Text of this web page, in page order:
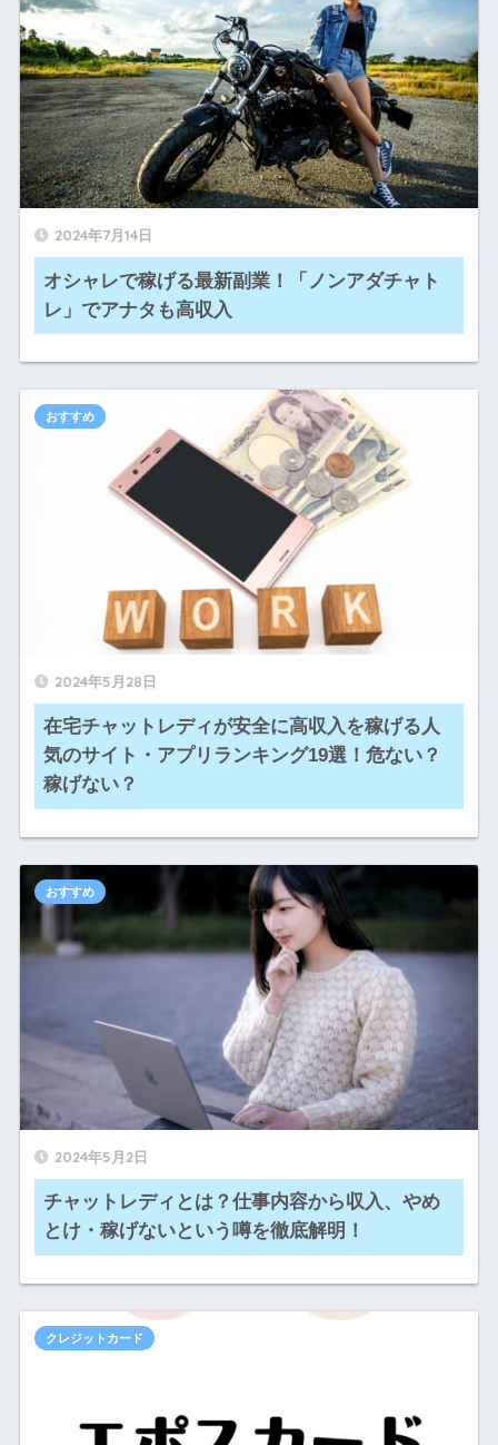
2024年7月14日
オシャレで稼げる最新副業！「ノンアダチャト
レ」でアナタも高収入
2024年5月28日
在宅チャットレディが安全に高収入を稼げる人
気のサイト・アプリランキング19選！危ない？
稼げない？
おすすめ
2024年5月2日
チャットレディとは？仕事内容から収入、やめ
とけ・稼げないという噂を徹底解明！
おすすめ
クレジットカード